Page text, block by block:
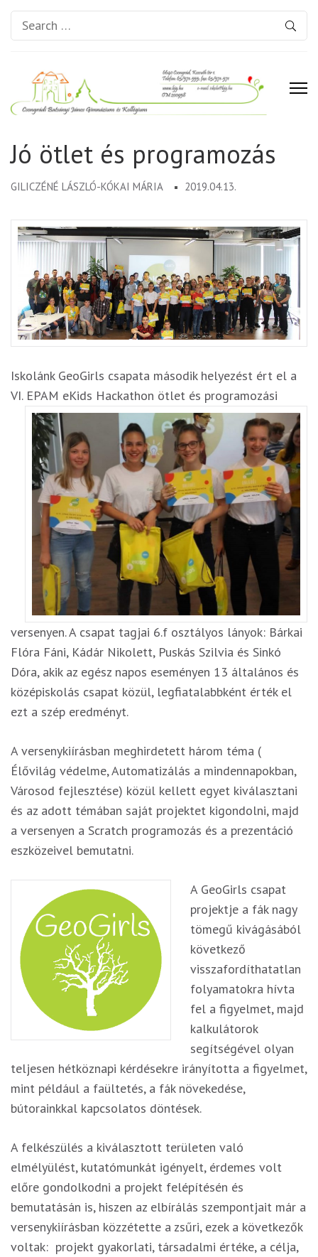
Search
for:
Gimnázium és Kollégium
Jó ötlet és programozás
GILICZÉNÉ LÁSZLÓ-KÓKAI MÁRIA 2019.04.13.
Iskolánk GeoGirls csapata második helyezést ért el a
VI. EPAM eKids Hackathon ötlet és programozási
versenyen. A csapat tagjai 6.f osztályos lányok: Bárkai
Flóra Fáni, Kádár Nikolett, Puskás Szilvia és Sinkó
Dóra, akik az egész napos eseményen 13 általános és
középiskolás csapat közül, legfiatalabbként érték el
ezt a szép eredményt.
A versenykiírásban meghirdetett három téma (
Élővilág védelme, Automatizálás a mindennapokban,
Városod fejlesztése) közül kellett egyet kiválasztani
és az adott témában saját projektet kigondolni, majd
a versenyen a Scratch programozás és a prezentáció
eszközeivel bemutatni.
A GeoGirls csapat
projektje a fák nagy
tömegű kivágásából
következő
visszafordíthatatlan
folyamatokra hívta
fel a figyelmet, majd
kalkulátorok
segítségével olyan
teljesen hétköznapi kérdésekre irányította a figyelmet,
mint például a faültetés, a fák növekedése,
bútorainkkal kapcsolatos döntések.
A felkészülés a kiválasztott területen való
elmélyülést, kutatómunkát igényelt, érdemes volt
előre gondolkodni a projekt felépítésén és
bemutatásán is, hiszen az elbírálás szempontjait már a
versenykiírásban közzétette a zsűri, ezek a következők
voltak: projekt gyakorlati, társadalmi értéke, a célja,